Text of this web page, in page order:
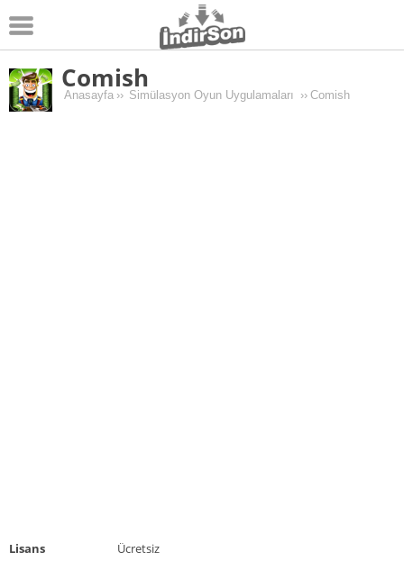
Android
Pc Oyunları
Comish
Anasayfa ›› Simülasyon Oyun Uygulamaları ›› Comish
Lisans
Ücretsiz